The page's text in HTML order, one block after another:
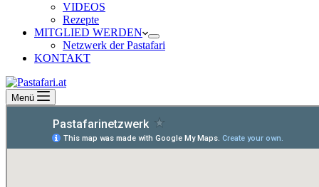
VIDEOS
Rezepte
MITGLIED WERDEN
Netzwerk der Pastafari
KONTAKT
Menü